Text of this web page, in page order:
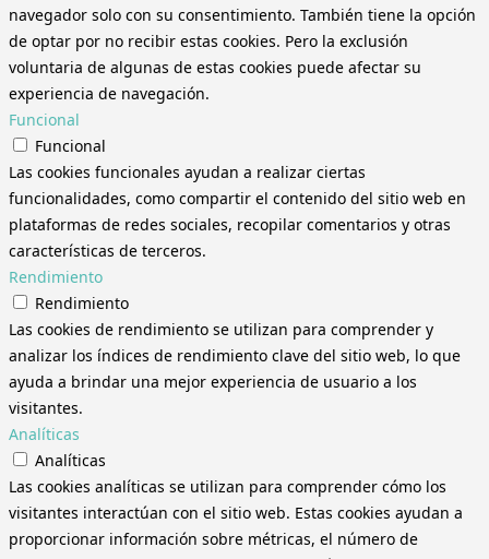
navegador solo con su consentimiento. También tiene la opción
de optar por no recibir estas cookies. Pero la exclusión
voluntaria de algunas de estas cookies puede afectar su
experiencia de navegación.
Funcional
Funcional
Las cookies funcionales ayudan a realizar ciertas
funcionalidades, como compartir el contenido del sitio web en
plataformas de redes sociales, recopilar comentarios y otras
características de terceros.
Rendimiento
Rendimiento
Las cookies de rendimiento se utilizan para comprender y
analizar los índices de rendimiento clave del sitio web, lo que
ayuda a brindar una mejor experiencia de usuario a los
visitantes.
Analíticas
Analíticas
Las cookies analíticas se utilizan para comprender cómo los
visitantes interactúan con el sitio web. Estas cookies ayudan a
proporcionar información sobre métricas, el número de